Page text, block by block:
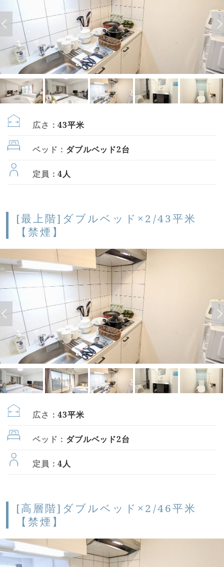
広さ：43平米
ベッド： ダブルベッド2台
定員：4人
[最上階]ダブルベッド×2/43平米
【禁煙】
広さ：43平米
ベッド： ダブルベッド2台
定員：4人
[高層階]ダブルベッド×2/46平米
【禁煙】